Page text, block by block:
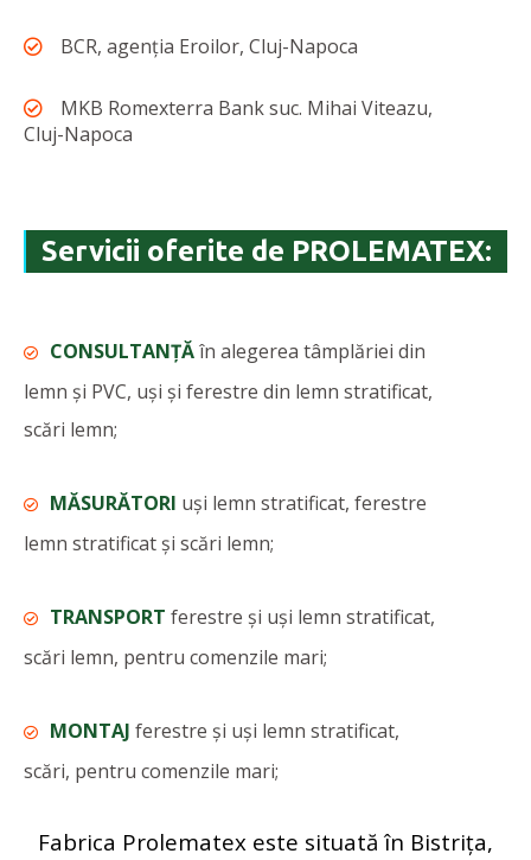
BCR, agenția Eroilor, Cluj-Napoca
MKB Romexterra Bank suc. Mihai Viteazu,
Cluj-Napoca
Servicii oferite de PROLEMATEX:
CONSULTANȚĂîn alegerea tâmplăriei din
lemn și PVC, uși și ferestre din lemn stratificat,
scări lemn;
MĂSURĂTORI uși lemn stratificat, ferestre
lemn stratificat și scări lemn;
TRANSPORT ferestre și uși lemn stratificat,
scări lemn, pentru comenzile mari;
MONTAJ ferestre și uși lemn stratificat,
scări, pentru comenzile mari;
Fabrica Prolematex este situată în Bistrița,